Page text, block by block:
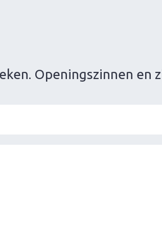
Openingszinnen en